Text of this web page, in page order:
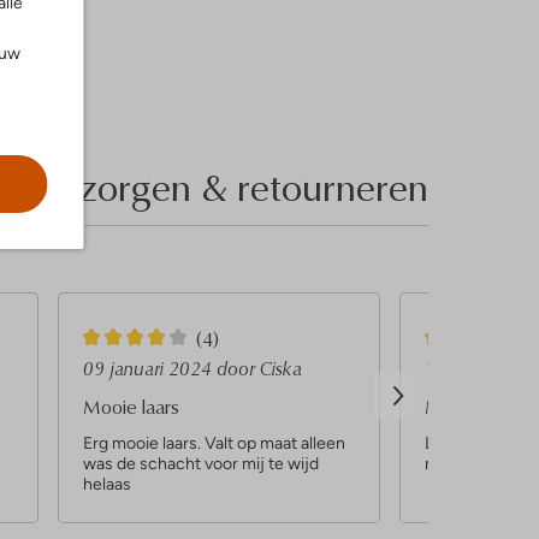
Bezorgen & retourneren
4
S
t
e
r
(4)
09 januari 2024 door Ciska
Mooie laars
Erg mooie laars. Valt op maat alleen
was de schacht voor mij te wijd
helaas
4
S
t
e
r
19
Mevr
Leuke laars.
met dikke